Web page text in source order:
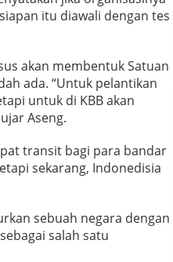
itu diawali dengan tes
akan membentuk Satuan
ada. “Untuk pelantikan
untuk di KBB akan
Aseng.
transit bagi para bandar
sekarang, Indonedisia
sebuah negara dengan
salah satu